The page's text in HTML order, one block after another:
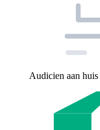
Audicien aan huis